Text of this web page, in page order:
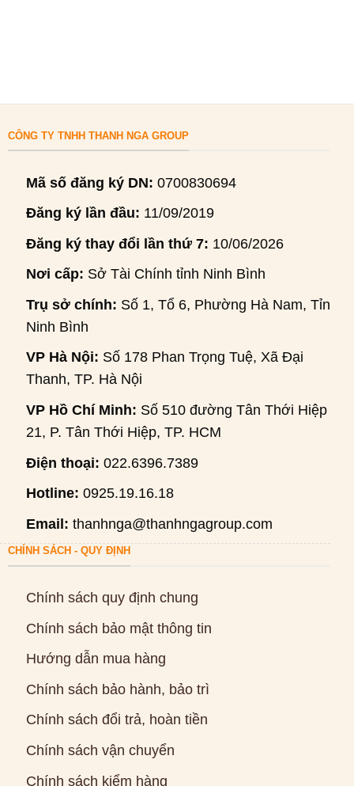
CÔNG TY TNHH THANH NGA GROUP
Mã số đăng ký DN: 0700830694
Đăng ký lần đầu: 11/09/2019
Đăng ký thay đổi lần thứ 7: 10/06/2026
Nơi cấp: Sở Tài Chính tỉnh Ninh Bình
Trụ sở chính: Số 1, Tổ 6, Phường Hà Nam, Tỉnh
Ninh Bình
VP Hà Nội: Số 178 Phan Trọng Tuệ, Xã Đại
Thanh, TP. Hà Nội
VP Hồ Chí Minh: Số 510 đường Tân Thới Hiệp
21, P. Tân Thới Hiệp, TP. HCM
Điện thoại: 022.6396.7389
Hotline: 0925.19.16.18
Email: thanhnga@thanhngagroup.com
CHÍNH SÁCH - QUY ĐỊNH
Chính sách quy định chung
Chính sách bảo mật thông tin
Hướng dẫn mua hàng
Chính sách bảo hành, bảo trì
Chính sách đổi trả, hoàn tiền
Chính sách vận chuyển
Chính sách kiểm hàng